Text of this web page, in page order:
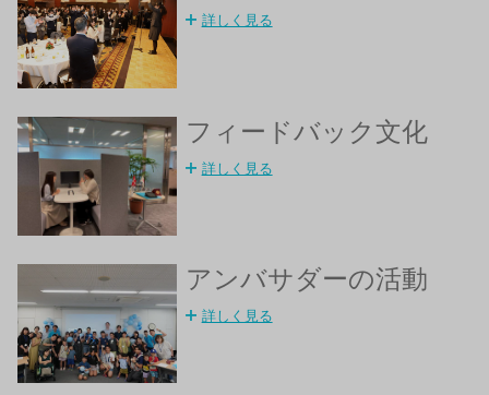
詳しく見る
フィードバック文化
詳しく見る
アンバサダーの活動
詳しく見る